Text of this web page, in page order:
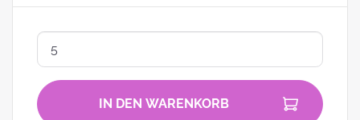
IN DEN WARENKORB